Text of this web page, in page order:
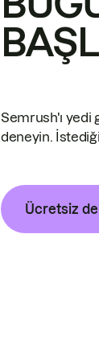
Semrush'ı yedi
deneyin.
Ücretsiz